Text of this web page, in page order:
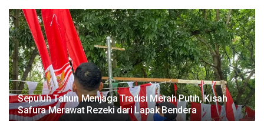
Sepuluh Tahun Menjaga Tradisi Merah Putih, Kisah
Safura Merawat Rezeki dari Lapak Bendera